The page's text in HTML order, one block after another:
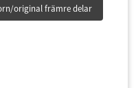
original främre delar